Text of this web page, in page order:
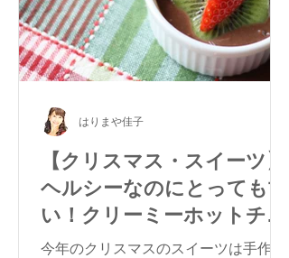
【クリスマス・スイーツ】
ヘルシーなのにとっても甘
い！クリーミーホットチョ
コレート
今年のクリスマスのスイーツは手作り
はりまや佳子